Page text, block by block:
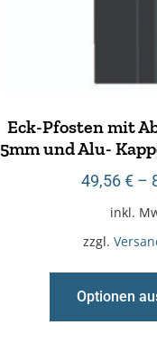
Eck-Pfosten mit
5mm und Alu-
49,56€ –
inkl.
zzgl.
Optionen